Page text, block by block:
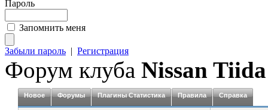
Пароль
Запомнить меня
Забыли пароль | Регистрация
Форум клуба Nissan Tiida
Новое Форумы Плагины Статистика Правила Справка